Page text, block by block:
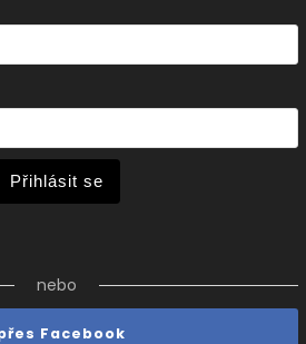
Přihlásit se
nebo
Facebook